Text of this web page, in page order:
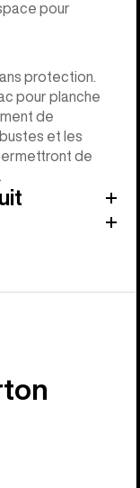
pour
protection.
pour planche
de
et les
de